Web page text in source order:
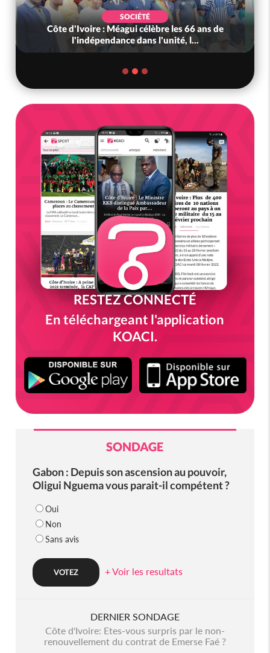
SOCIÉTÉ
Côte d'Ivoire : Méagui célèbre les 66 ans de
l'indépendance dans l'unité, l...
RESTEZ CONNECTÉ
En téléchargeant l'application
KOACI.
SONDAGE
Gabon : Depuis son ascension au pouvoir,
Oligui Nguema vous parait-il compétent ?
Oui
Non
Sans avis
+ Voir les resultats
DERNIER SONDAGE
Côte d'Ivoire: Etes-vous surpris par le non-
renouvellement du contrat de Emerse Faé ?